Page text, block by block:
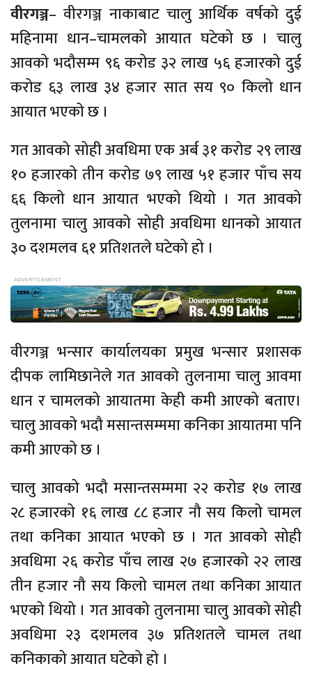
वीरगञ्ज– वीरगञ्ज नाकाबाट चालु आर्थिक वर्षको दुई
महिनामा धान–चामलकोआयात घटेको छ । चालु
आवको भदौसम्म ९६ करोड ३२ लाख ५६ हजारको दुई
करोड ६३ लाख ३४ हजार सात सय ९० किलो धान
आयात भएको छ ।
गत आवको सोही अवधिमा एक अर्ब ३१ करोड २९ लाख
१० हजारको तीन करोड ७९ लाख ५१ हजार पाँच सय
६६ किलो धान आयात भएको थियो । गत आवको
तुलनामा चालु आवको सोही अवधिमा धानको आयात
३० दशमलव ६१ प्रतिशतले घटेको हो ।
वीरगञ्ज भन्सार कार्यालयका प्रमुख भन्सार प्रशासक
दीपक लामिछानेले गत आवको तुलनामा चालु आवमा
धान र चामलको आयातमा केही कमी आएको बताए।
चालु आवको भदौ मसान्तसम्ममा कनिका आयातमा पनि
कमी आएको छ ।
चालु आवको भदौ मसान्तसम्ममा २२ करोड १७ लाख
२८ हजारको १६ लाख ८८ हजार नौ सय किलो चामल
तथा कनिका आयात भएको छ । गत आवको सोही
अवधिमा २६ करोड पाँच लाख २७ हजारको २२ लाख
तीन हजार नौ सय किलो चामल तथा कनिका आयात
भएको थियो । गत आवको तुलनामा चालु आवको सोही
अवधिमा २३ दशमलव ३७ प्रतिशतले चामल तथा
कनिकाको आयात घटेको हो ।